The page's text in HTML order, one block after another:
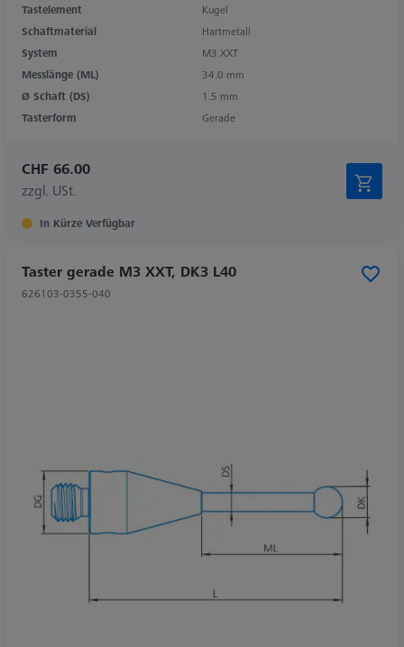
Tastelement
Kugel
Schaftmaterial
Hartmetall
System
M3 XXT
Messlänge (ML)
34.0 mm
Ø Schaft (DS)
1.5 mm
Tasterform
Gerade
CHF 66.00
zzgl. USt.
In Kürze Verfügbar
Taster gerade M3 XXT, DK3 L40
626103-0355-040